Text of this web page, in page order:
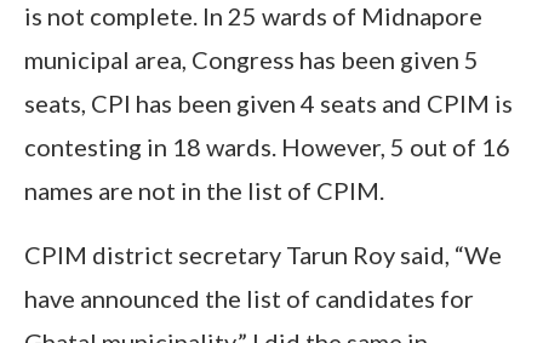
is not complete. In 25 wards of Midnapore
municipal area, Congress has been given 5
seats, CPI has been given 4 seats and CPIM is
contesting in 18 wards. However, 5 out of 16
names are not in the list of CPIM.
CPIM district secretary Tarun Roy said, “We
have announced the list of candidates for